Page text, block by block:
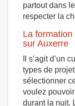
partout dans
respecter la
La
sur Auxerre
Il s’agit d’un
types de
sélectionner
voulez
durant la nuit.